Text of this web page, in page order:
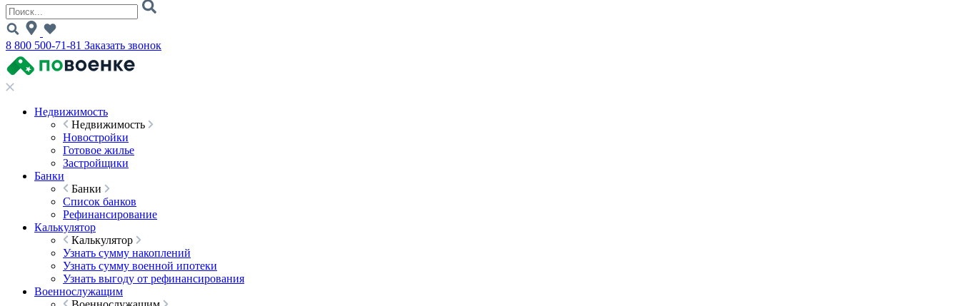
8 800 500-71-81 Заказать звонок
Недвижимость
Недвижимость
Новостройки
Готовое жилье
Застройщики
Банки
Банки
Список банков
Рефинансирование
Калькулятор
Калькулятор
Узнать сумму накоплений
Узнать сумму военной ипотеки
Узнать выгоду от рефинансирования
Военнослужащим